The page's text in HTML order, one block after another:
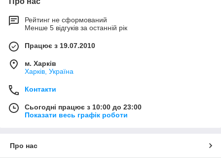
Рейтинг не сформований
Менше 5 відгуків за останній рік
Працює з 19.07.2010
м. Харків
Харків, Україна
Контакти
Сьогодні працює з 10:00 до 23:00
Показати весь графік роботи
Про нас